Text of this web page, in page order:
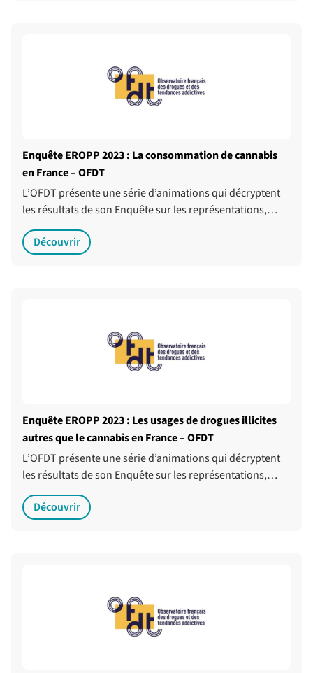
Enquête EROPP 2023 : La consommation de cannabis
en France – OFDT
L’OFDT présente une série d’animations qui décryptent
les résultats de son Enquête sur les représentations,…
Découvrir
Enquête EROPP 2023 : Les usages de drogues illicites
autres que le cannabis en France – OFDT
L’OFDT présente une série d’animations qui décryptent
les résultats de son Enquête sur les représentations,…
Découvrir